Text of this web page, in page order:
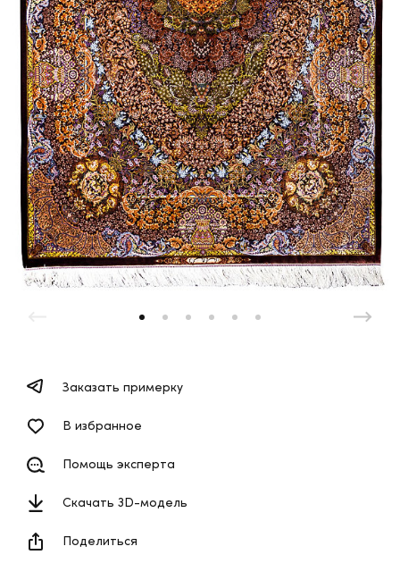
Заказать примерку
В избранное
Помощь эксперта
Скачать 3D-модель
Поделиться